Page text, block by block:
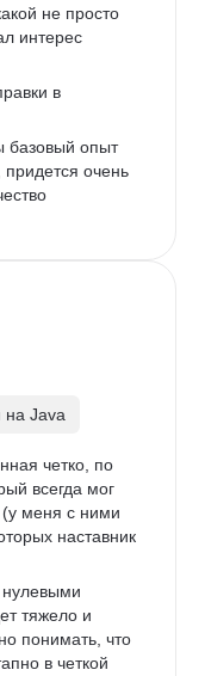
не просто
интерес
в
базовый опыт
очень
на Java
четко, по
всегда мог
(у меня с ними
наставник
нулевыми
тяжело и
понимать, что
в четкой